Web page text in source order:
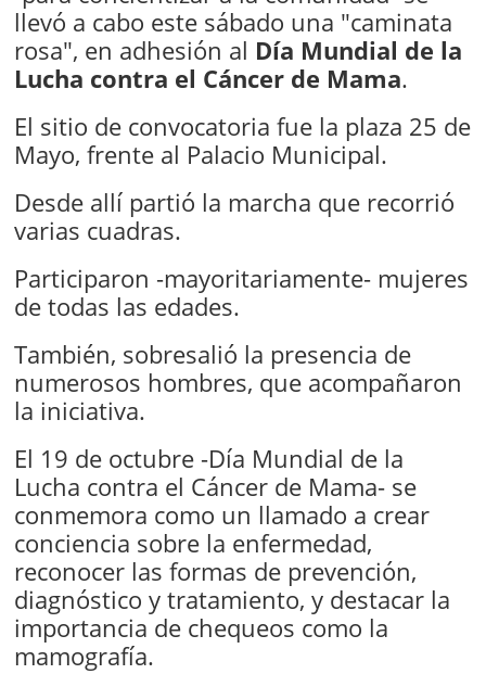
llevó a cabo este sábado una "caminata
rosa", en adhesión al Día Mundial de la
Lucha contra el Cáncer de Mama.
El sitio de convocatoria fue la plaza 25 de
Mayo, frente al Palacio Municipal.
Desde allí partió la marcha que recorrió
varias cuadras.
Participaron -mayoritariamente- mujeres
de todas las edades.
También, sobresalió la presencia de
numerosos hombres, que acompañaron
la iniciativa.
El 19 de octubre -Día Mundial de la
Lucha contra el Cáncer de Mama- se
conmemora como un llamado a crear
conciencia sobre la enfermedad,
reconocer las formas de prevención,
diagnóstico y tratamiento, y destacar la
importancia de chequeos como la
mamografía.